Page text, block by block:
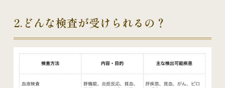
2.どんな検査が受けられるの？